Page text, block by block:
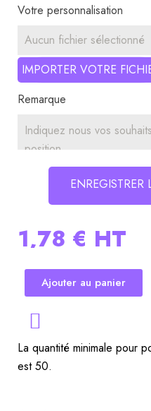
Votre personnalisation
Aucun fichier sélectionné
IMPORTER VOTRE
Remarque
1,78 € HT
Ajouter au panier
La quantité minimale pour
est 50.